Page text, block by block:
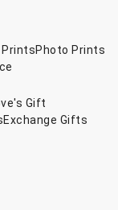
PrintsPhoto Prints
Gift
Exchange Gifts